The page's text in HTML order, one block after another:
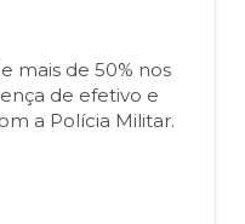
mais de 50% nos
de efetivo e
a Polícia Militar.